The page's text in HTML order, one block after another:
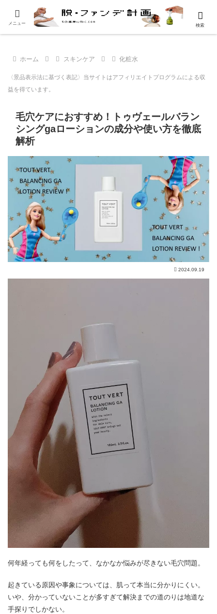
ホーム スキンケア 化粧水
〈景品表示法に基づく表記〉当サイトはアフィリエイトプログラムによる収
益を得ています。
毛穴ケアにおすすめ！トゥヴェールバラン
シングgaローションの成分や使い方を徹底
解析
2024.09.19
何年経っても何をしたって、なかなか悩みが尽きない毛穴問題。
起きている原因や事象については、肌って本当に分かりにくい。
いや、分かっていないことが多すぎて解決までの道のりは地道な
手探りでしかない。
メニュー 検索